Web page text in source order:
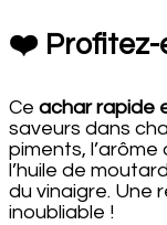
❤️ Profitez-
Ce achar rapide
saveurs dans
piments,
l’huile de
du vinaigre. Une
inoubliable !